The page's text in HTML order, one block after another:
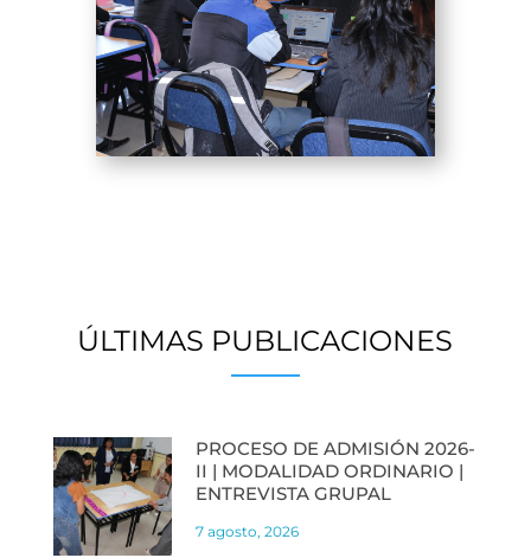
ÚLTIMAS PUBLICACIONES
PROCESO DE ADMISIÓN 2026-
II | MODALIDAD ORDINARIO |
ENTREVISTA GRUPAL
7 agosto, 2026